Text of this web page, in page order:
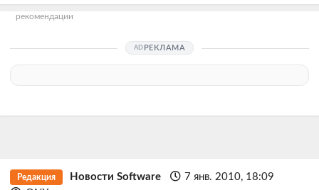
рекомендации
РЕКЛАМА
Редакция Новости Software
7 янв. 2010, 18:09